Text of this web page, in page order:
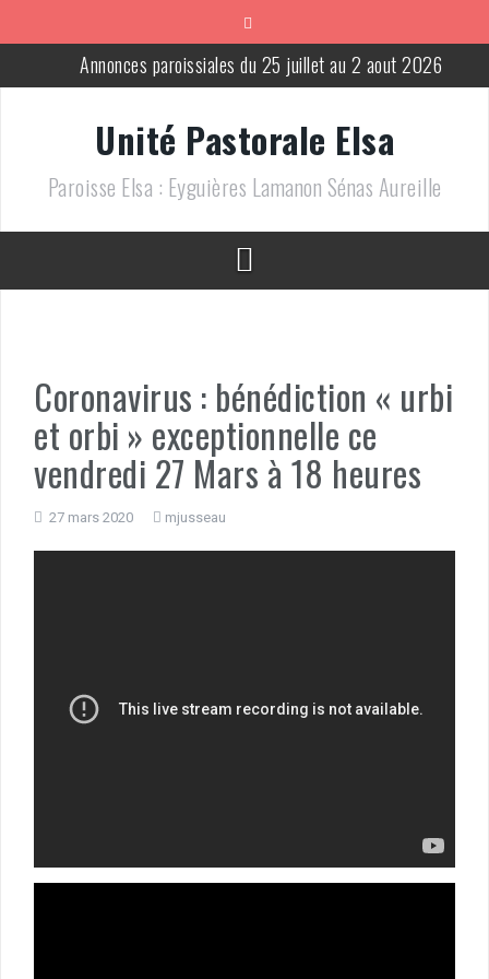
Annonces paroissiales du 25 juillet au 2 aout 2026
Messes pour le mois de juillet 2026
Annonces paroissiales du 13 au 21 juin 2026
Annonces paroissiales du 6 au 14 juin 2026
Annonces paroissiales du 2 au 9 août 2026
Unité Pastorale Elsa
Paroisse Elsa : Eyguières Lamanon Sénas Aureille
Coronavirus : bénédiction « urbi
et orbi » exceptionnelle ce
vendredi 27 Mars à 18 heures
27 mars 2020 mjusseau